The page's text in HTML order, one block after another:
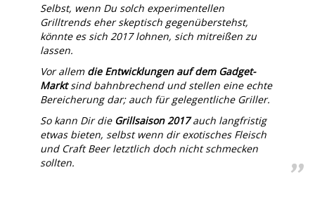
Selbst, wenn Du solch experimentellen
Grilltrends eher skeptisch gegenüberstehst,
könnte es sich 2017 lohnen, sich mitreißen zu
lassen.
Vor allem die Entwicklungen auf dem Gadget-
Marktsind bahnbrechend und stellen eine echte
Bereicherung dar; auch für gelegentliche Griller.
So kann Dir die Grillsaison 2017auch langfristig
etwas bieten, selbst wenn dir exotisches Fleisch
und Craft Beer letztlich doch nicht schmecken
sollten.